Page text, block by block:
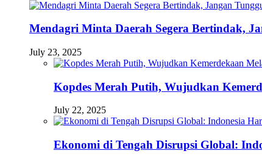
Mendagri Minta Daerah Segera Bertindak,
July 23, 2025
Kopdes Merah Putih, Wujudkan
July 22, 2025
Ekonomi di Tengah Disrupsi Global: